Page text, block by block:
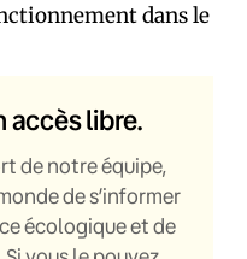
dans le
accès libre.
de notre équipe,
de s’informer
écologique et de